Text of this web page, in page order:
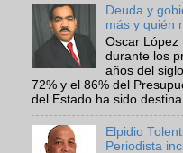
Deuda y
más y quién
Oscar López
durante los
años del
72% y el 86% del
del Estado ha sido
Elpidio
Periodista